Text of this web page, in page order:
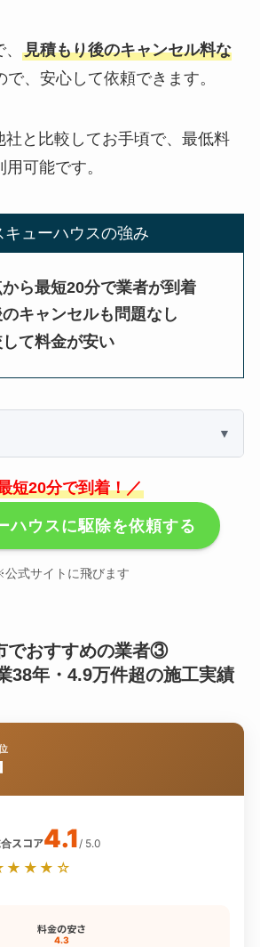
見積もり後のキャンセル料な
で、安心して依頼できます。
社と比較してお手頃で、最低料
可能です。
キューハウスの強み
ら最短20分で業者が到着
キャンセルも問題なし
て料金が安い
短20分で到着！／
ハウスに駆除を依頼する
式サイトに飛びます
でおすすめの業者③
38年・4.9万件超の施工実績
スコア4.1 / 5.0
料金の安さ
4.3